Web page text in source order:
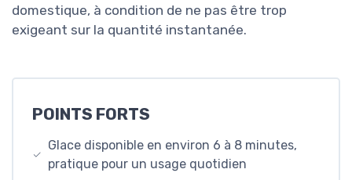
domestique, à condition de ne pas être trop
exigeant sur la quantité instantanée.
POINTS FORTS
Glace disponible en environ 6 à 8 minutes,
pratique pour un usage quotidien